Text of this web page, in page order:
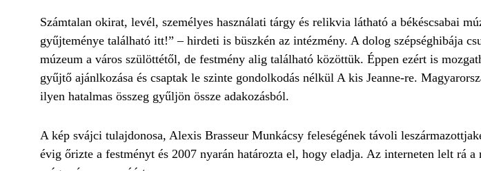
Számtalan okirat, levél, személyes használati tárgy és relikvia látható a békéscsabai
gyűjteménye található itt!” – hirdeti is büszkén az intézmény. A dolog szépséghibája
múzeum a város szülöttétől, de festmény alig található közöttük. Éppen ezért is
gyűjtő ajánlkozása és csaptak le szinte gondolkodás nélkül A kis Jeanne-re.
ilyen hatalmas összeg gyűljön össze adakozásból.
A kép svájci tulajdonosa, Alexis Brasseur Munkácsy feleségének távoli
évig őrizte a festményt és 2007 nyarán határozta el, hogy eladja. Az interneten lelt rá